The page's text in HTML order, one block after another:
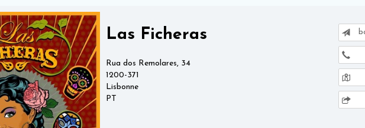
Las Ficheras
Rua dos Remolares, 34
1200-371
Lisbonne
PT